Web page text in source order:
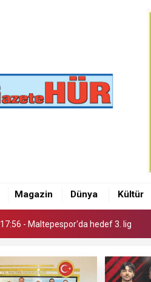
Magazin Dünya Kültür
18:03 - MHP Maltepe'den
18:00 - Gülsuyuspor'dan güçlü kadro
17:56 - Maltepespor'da hedef 3. lig